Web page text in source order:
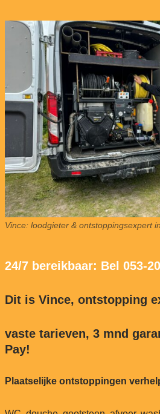
Vince: loodgieter & ontstoppingsexpert
24/7 bereikbaar: Bel 053-
Dit is Vince, ontstopping
vaste tarieven, 3 mnd
Pay!
Plaatselijke ontstoppingen